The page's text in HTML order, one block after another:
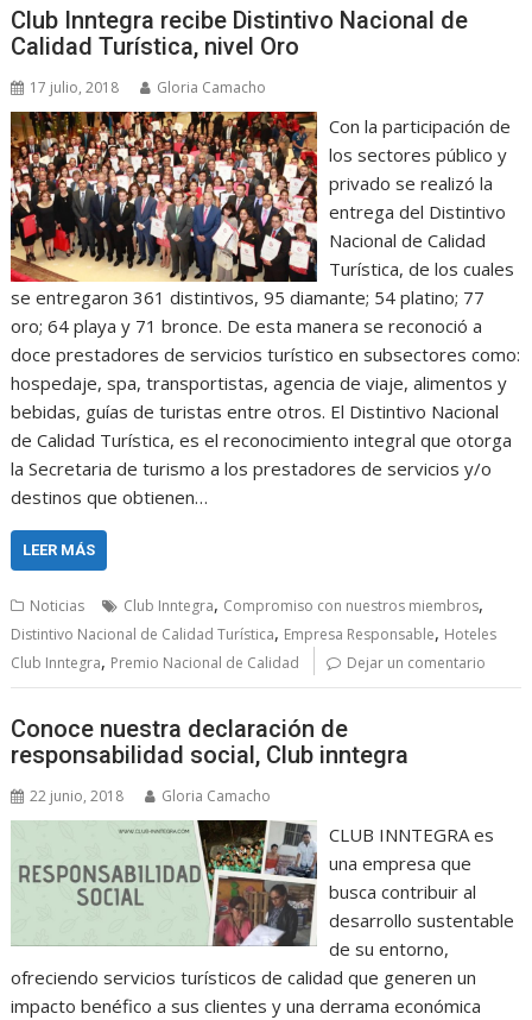
Club Inntegra recibe Distintivo Nacional de
Calidad Turística, nivel Oro
17 julio, 2018 Gloria Camacho
Con la participación de
los sectores público y
privado se realizó la
entrega del Distintivo
Nacional de Calidad
Turística, de los cuales
se entregaron 361 distintivos, 95 diamante; 54 platino; 77
oro; 64 playa y 71 bronce. De esta manera se reconoció a
doce prestadores de servicios turístico en subsectores como:
hospedaje, spa, transportistas, agencia de viaje, alimentos y
bebidas, guías de turistas entre otros. El Distintivo Nacional
de Calidad Turística, es el reconocimiento integral que otorga
la Secretaria de turismo a los prestadores de servicios y/o
destinos que obtienen…
LEER MÁS
Noticias Club Inntegra, Compromiso con nuestros miembros,
Distintivo Nacional de Calidad Turística, Empresa Responsable, Hoteles
Club Inntegra, Premio Nacional de Calidad Dejar un comentario
Conoce nuestra declaración de
responsabilidad social, Club inntegra
22 junio, 2018 Gloria Camacho
CLUB INNTEGRA es
una empresa que
busca contribuir al
desarrollo sustentable
de su entorno,
ofreciendo servicios turísticos de calidad que generen un
impacto benéfico a sus clientes y una derrama económica